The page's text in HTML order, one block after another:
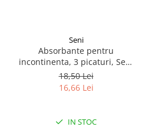
Seni
Absorbante pentru
incontinenta​​​​​​​, 3 picaturi, Seni
Lady Slim Normal, 20 buc
18,50 Lei
16,66 Lei
IN STOC